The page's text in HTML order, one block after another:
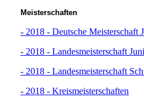
Meisterschaften
- 2018 - Deutsche Meisterschaft
- 2018 - Landesmeisterschaft
- 2018 - Landesmeisterschaft
- 2018 - Kreismeisterschaften